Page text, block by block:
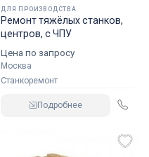
ДЛЯ ПРОИЗВОДСТВА
Ремонт тяжёлых станков,
центров, с ЧПУ
Цена по запросу
Москва
Станкоремонт
Подробнее